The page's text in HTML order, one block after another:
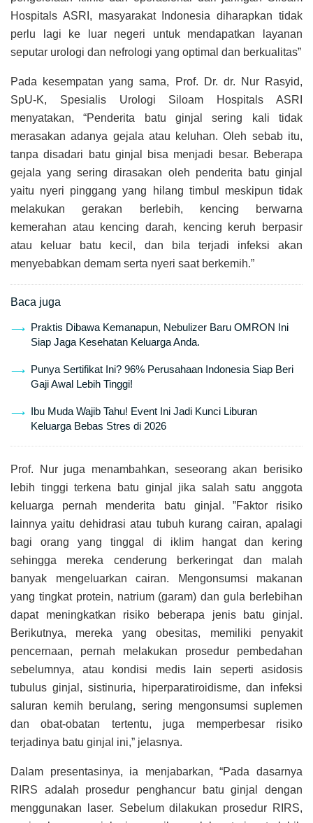
Hospitals ASRI, masyarakat Indonesia diharapkan tidak
perlu lagi ke luar negeri untuk mendapatkan layanan
seputar urologi dan nefrologi yang optimal dan berkualitas”
Pada kesempatan yang sama, Prof. Dr. dr. Nur Rasyid,
SpU-K, Spesialis Urologi Siloam Hospitals ASRI
menyatakan, “Penderita batu ginjal sering kali tidak
merasakan adanya gejala atau keluhan. Oleh sebab itu,
tanpa disadari batu ginjal bisa menjadi besar. Beberapa
gejala yang sering dirasakan oleh penderita batu ginjal
yaitu nyeri pinggang yang hilang timbul meskipun tidak
melakukan gerakan berlebih, kencing berwarna
kemerahan atau kencing darah, kencing keruh berpasir
atau keluar batu kecil, dan bila terjadi infeksi akan
menyebabkan demam serta nyeri saat berkemih.”
Baca juga
Praktis Dibawa Kemanapun, Nebulizer Baru OMRON Ini
Siap Jaga Kesehatan Keluarga Anda.
Punya Sertifikat Ini? 96% Perusahaan Indonesia Siap Beri
Gaji Awal Lebih Tinggi!
Ibu Muda Wajib Tahu! Event Ini Jadi Kunci Liburan
Keluarga Bebas Stres di 2026
Prof. Nur juga menambahkan, seseorang akan berisiko
lebih tinggi terkena batu ginjal jika salah satu anggota
keluarga pernah menderita batu ginjal. ”Faktor risiko
lainnya yaitu dehidrasi atau tubuh kurang cairan, apalagi
bagi orang yang tinggal di iklim hangat dan kering
sehingga mereka cenderung berkeringat dan malah
banyak mengeluarkan cairan. Mengonsumsi makanan
yang tingkat protein, natrium (garam) dan gula berlebihan
dapat meningkatkan risiko beberapa jenis batu ginjal.
Berikutnya, mereka yang obesitas, memiliki penyakit
pencernaan, pernah melakukan prosedur pembedahan
sebelumnya, atau kondisi medis lain seperti asidosis
tubulus ginjal, sistinuria, hiperparatiroidisme, dan infeksi
saluran kemih berulang, sering mengonsumsi suplemen
dan obat-obatan tertentu, juga memperbesar risiko
terjadinya batu ginjal ini,” jelasnya.
Dalam presentasinya, ia menjabarkan, “Pada dasarnya
RIRS adalah prosedur penghancur batu ginjal dengan
menggunakan laser. Sebelum dilakukan prosedur RIRS,